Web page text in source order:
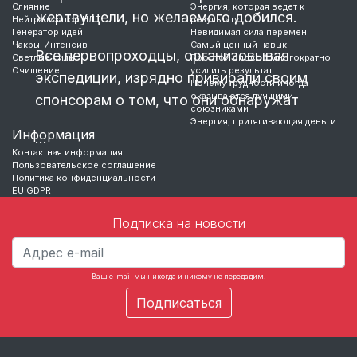
жертву цели, но желаемого добился.
Все первопроходцы, организовывая
экспедиции, изрядно привирали своим
спонсорам о том, что они обнаружат
…
Слияние
Нейтрализатор НЛП
Генератор идей
Чакры-Интенсив
Светлые силы
Очищение
Энергия, которая ведет к
результату
Невидимая сила перемен
Самый ценный навык
Простой способ многократно
усилить результат
Почему трудности иногда
оказываются лучшими
союзниками
Энергия, притягивающая деньги
Информация
Контактная информация
Пользовательское соглашение
Политика конфиденциальности
EU GDPR
Подписка на новости
Ваш e-mail мы никогда и никому не передадим.